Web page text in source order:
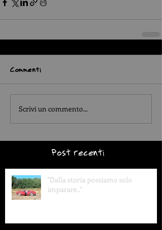
Commenti
Scrivi un commento...
Post recenti
"Dalla storia possiamo solo
imparare.."